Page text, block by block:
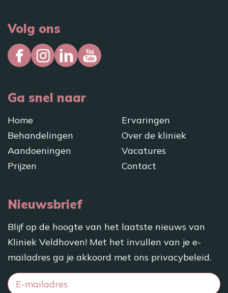
Volg ons
Ga snel naar
Home
Behandelingen
Aandoeningen
Prijzen
Ervaringen
Over de kliniek
Vacatures
Contact
Nieuwsbrief
Blijf op de hoogte van het laatste nieuws van
Kliniek Veldhoven! Met het invullen van je e-
mailadres ga je akkoord met ons privacybeleid.